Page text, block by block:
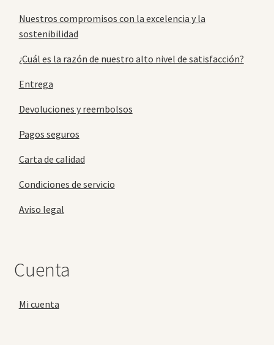
Nuestros compromisos con la excelencia y la
sostenibilidad
¿Cuál es la razón de nuestro alto nivel de satisfacción?
Entrega
Devoluciones y reembolsos
Pagos seguros
Carta de calidad
Condiciones de servicio
Aviso legal
Cuenta
Mi cuenta